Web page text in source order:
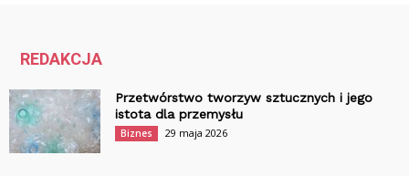
REDAKCJA
Przetwórstwo tworzyw sztucznych i jego
istota dla przemysłu
Biznes 29 maja 2026